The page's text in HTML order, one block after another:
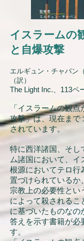
イスラームの
と自爆攻撃
エルギュン・チャパ
（訳）
The Light Inc.、113ペ
「イスラームの観
攻撃」は、現在まで
されています。
特に西洋諸国、そし
ム諸国において、イ
根源においてテロ行
置づけられているか
宗教上の必要性とい
によって殺されるこ
に基づいたものなの
答えを示す書籍が必
す。